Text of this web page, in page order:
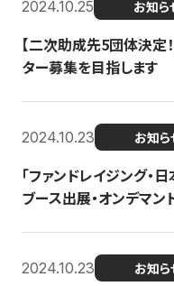
2024.10.25 お知ら
【二次助成先5団体決定
ター募集を目指します
2024.10.23 お知ら
「ファンドレイジング・
ブース出展・オンデマン
2024.10.23 お知ら